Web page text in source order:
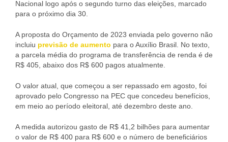
Nacional logo após o segundo turno das eleições, marcado
para o próximo dia 30.
A proposta do Orçamento de 2023 enviada pelo governo não
incluiu previsão de aumento para o Auxílio Brasil. No texto,
a parcela média do programa de transferência de renda é de
R$ 405, abaixo dos R$ 600 pagos atualmente.
O valor atual, que começou a ser repassado em agosto, foi
aprovado pelo Congresso na PEC que concedeu benefícios,
em meio ao período eleitoral, até dezembro deste ano.
A medida autorizou gasto de R$ 41,2 bilhões para aumentar
o valor de R$ 400 para R$ 600 e o número de beneficiários